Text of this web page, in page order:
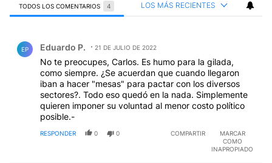
TODOS LOS COMENTARIOS 4 LOS MÁS RECIENTES
EP Eduardo P. 21 DE JULIO DE 2022
No te preocupes, Carlos. Es humo para la gilada,
como siempre. ¿Se acuerdan que cuando llegaron
iban a hacer "mesas" para pactar con los diversos
sectores?. Todo eso quedó en la nada. Simplemente
quieren imponer su voluntad al menor costo político
posible.-
RESPONDER 0 0 COMPARTIR
MARCAR
COMO
INAPROPIADO